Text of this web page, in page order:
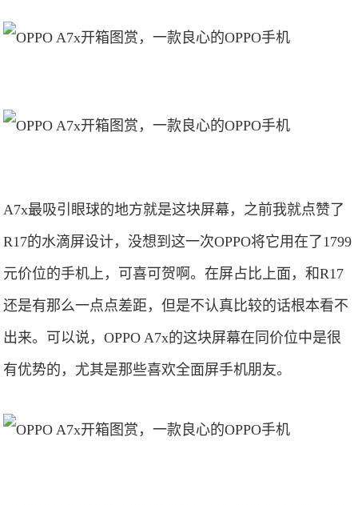
A7x最吸引眼球的地方就是这块屏幕，之前我就点赞了
R17的水滴屏设计，没想到这一次OPPO将它用在了1799
元价位的手机上，可喜可贺啊。在屏占比上面，和R17
还是有那么一点点差距，但是不认真比较的话根本看不
出来。可以说，OPPO A7x的这块屏幕在同价位中是很
有优势的，尤其是那些喜欢全面屏手机朋友。